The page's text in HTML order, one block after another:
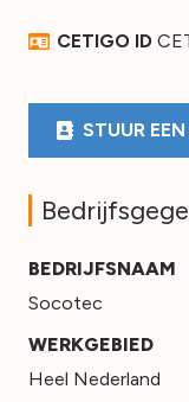
CETIGO ID
STUUR
BEDRIJFSNAAM
Socotec
WERKGEBIED
Heel Nederland